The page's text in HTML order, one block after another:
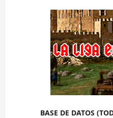
BASE DE DATOS